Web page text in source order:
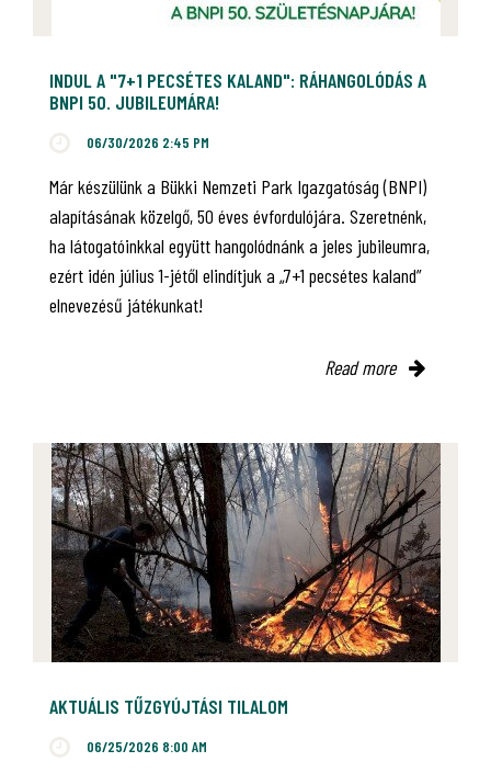
INDUL A "7+1 PECSÉTES KALAND": RÁHANGOLÓDÁS A
BNPI 50. JUBILEUMÁRA!
06/30/2026 2:45 PM
Már készülünk a Bükki Nemzeti Park Igazgatóság (BNPI)
alapításának közelgő, 50 éves évfordulójára. Szeretnénk,
ha látogatóinkkal együtt hangolódnánk a jeles jubileumra,
ezért idén július 1-jétől elindítjuk a „7+1 pecsétes kaland”
elnevezésű játékunkat!
Read more
AKTUÁLIS TŰZGYÚJTÁSI TILALOM
06/25/2026 8:00 AM